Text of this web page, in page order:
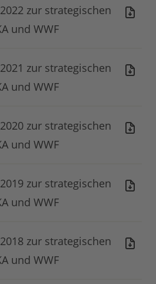
zur strategischen
und WWF
zur strategischen
und WWF
zur strategischen
und WWF
zur strategischen
und WWF
zur strategischen
und WWF